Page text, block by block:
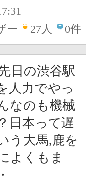
ー
27人 0件
日の渋谷駅
人力でやっ
なのも機械
日本って遅
う大馬,鹿を
よくもま